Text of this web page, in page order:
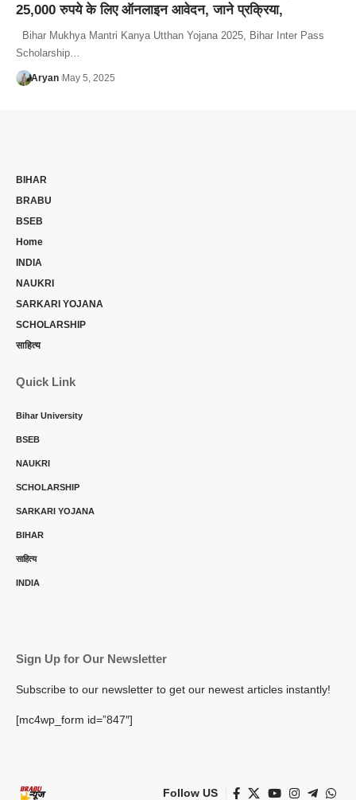
25,000 रुपये के लिए ऑनलाइन आवेदन, जाने प्रक्रिया,
Bihar Mukhya Mantri Kanya Utthan Yojana 2025, Bihar Inter Pass
Scholarship…
Aryan May 5, 2025
BIHAR
BRABU
BSEB
Home
INDIA
NAUKRI
SARKARI YOJANA
SCHOLARSHIP
साहित्य
Quick Link
Bihar University
BSEB
NAUKRI
SCHOLARSHIP
SARKARI YOJANA
BIHAR
साहित्य
INDIA
Sign Up for Our Newsletter
Subscribe to our newsletter to get our newest articles instantly!
[mc4wp_form id=”847″]
Follow US